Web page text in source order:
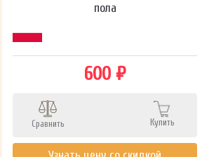
пола
600 ₽
Сравнить Купить